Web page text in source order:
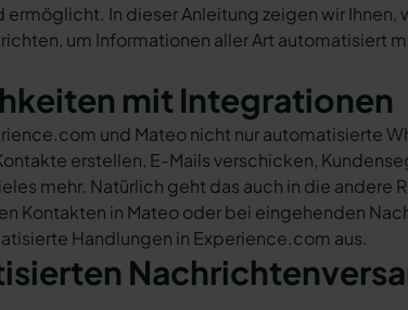
In dieser Anleitung zeigen wir Ihnen,
um Informationen aller Art automatisiert
mit Integrationen
und Mateo nicht nur automatisierte
erstellen, E-Mails verschicken,
mehr. Natürlich geht das auch in die andere
Kontakten in Mateo oder bei eingehenden
Handlungen in Experience.com aus.